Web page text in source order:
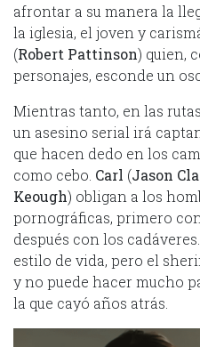
afrontar a su manera la
la iglesia, el joven y
(Robert Pattinson) quien,
personajes, esconde un
Mientras tanto, en las
un asesino serial irá
que hacen dedo en los
como cebo. Carl (Jason
Keough) obligan a los
pornográficas, primero
después con los
estilo de vida, pero el
y no puede hacer mucho
la que cayó años atrás.